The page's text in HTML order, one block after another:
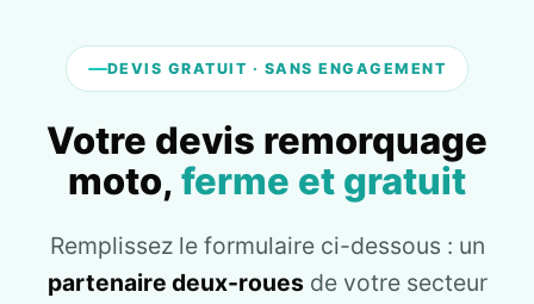
DEVIS GRATUIT · SANS ENGAGEMENT
Votre devis remorquage
moto, ferme et gratuit
Remplissez le formulaire ci-dessous : un
partenaire deux-rouesde votre secteur